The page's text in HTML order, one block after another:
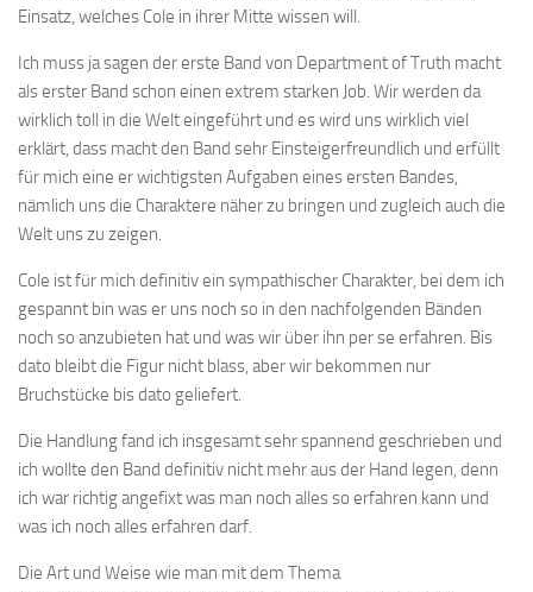
Einsatz, welches Cole in ihrer Mitte wissen will.
Ich muss ja sagen der erste Band von Department of Truth macht
als erster Band schon einen extrem starken Job. Wir werden da
wirklich toll in die Welt eingeführt und es wird uns wirklich viel
erklärt, dass macht den Band sehr Einsteigerfreundlich und erfüllt
für mich eine er wichtigsten Aufgaben eines ersten Bandes,
nämlich uns die Charaktere näher zu bringen und zugleich auch die
Welt uns zu zeigen.
Cole ist für mich definitiv ein sympathischer Charakter, bei dem ich
gespannt bin was er uns noch so in den nachfolgenden Bänden
noch so anzubieten hat und was wir über ihn per se erfahren. Bis
dato bleibt die Figur nicht blass, aber wir bekommen nur
Bruchstücke bis dato geliefert.
Die Handlung fand ich insgesamt sehr spannend geschrieben und
ich wollte den Band definitiv nicht mehr aus der Hand legen, denn
ich war richtig angefixt was man noch alles so erfahren kann und
was ich noch alles erfahren darf.
Die Art und Weise wie man mit dem Thema